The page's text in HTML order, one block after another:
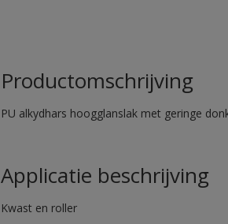
Productomschrijving
PU alkydhars hoogglanslak met geringe
Applicatie beschrijving
Kwast en roller